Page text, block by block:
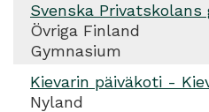
Svenska Privatskolans
Övriga Finland
Gymnasium
Kievarin päiväkoti -
Nyland